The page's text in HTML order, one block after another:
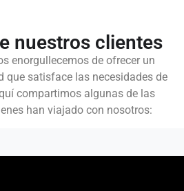
nuestros clientes
enorgullecemos de ofrecer un
que satisface las necesidades de
compartimos algunas de las
han viajado con nosotros: